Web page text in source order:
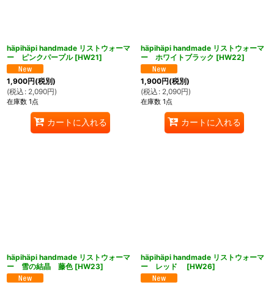
häpihäpi handmade リストウォーマ
ー ピンクパープル [HW21]
1,900円(税別)
(税込 : 2,090円)
在庫数 1点
カートに入れる
häpihäpi handmade リストウォーマ
ー ホワイトブラック [HW22]
1,900円(税別)
(税込 : 2,090円)
在庫数 1点
カートに入れる
häpihäpi handmade リストウォーマ
ー 雪の結晶 藤色 [HW23]
häpihäpi handmade リストウォーマ
ー レッド
[HW26]